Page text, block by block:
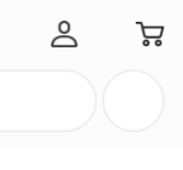
Minha Conta